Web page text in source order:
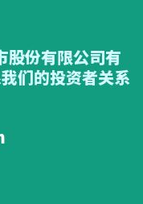
股份有限公司有
们的投资者关系